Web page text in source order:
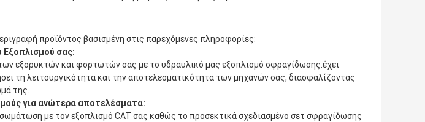
προϊόντος βασισμένη στις παρεχόμενες πληροφορίες:
Εξοπλισμού σας:
εξορυκτών και φορτωτών σας με το υδραυλικό μας εξοπλισμό σφραγίδωσης.έχει
τη λειτουργικότητα και την αποτελεσματικότητα των μηχανών σας, διασφαλίζοντας
της.
για ανώτερα αποτελέσματα:
με τον εξοπλισμό CAT σας καθώς το προσεκτικά σχεδιασμένο σετ σφραγίδωσης